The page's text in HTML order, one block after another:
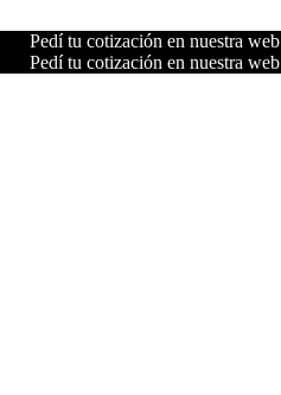
Pedí tu cotización en nuestra web
Pedí tu cotización en nuestra web